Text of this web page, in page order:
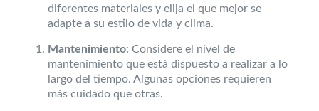
diferentes materiales y elija el que mejor se
adapte a su estilo de vida y clima.
Mantenimiento: Considere el nivel de
mantenimiento que está dispuesto a realizar a lo
largo del tiempo. Algunas opciones requieren
más cuidado que otras.